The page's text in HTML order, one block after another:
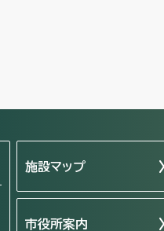
施設マップ
市役所案内